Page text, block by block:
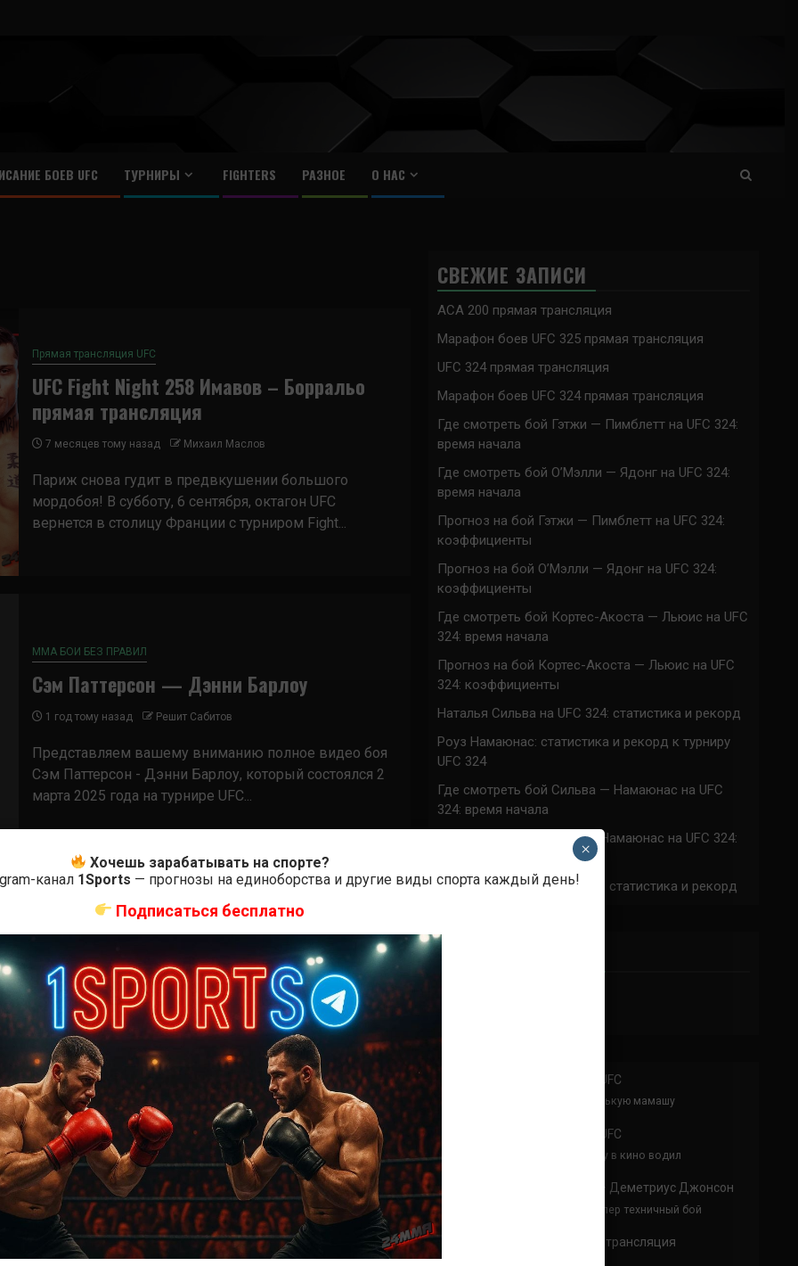
БОЕВ UFC ТУРНИРЫ FIGHTERS РАЗНОЕ О НАС
Прямая трансляция UFC
UFC Fight Night 258 Имавов – Борральо
прямая трансляция
7 месяцев тому назад Михаил Маслов
Париж снова гудит в предвкушении большого
мордобоя! В субботу, 6 сентября, октагон UFC
вернется в столицу Франции с турниром Fight...
ММА БОИ БЕЗ ПРАВИЛ
Сэм Паттерсон — Дэнни Барлоу
1 год тому назад Решит Сабитов
Представляем вашему вниманию полное видео боя
Сэм Паттерсон - Дэнни Барлоу, который состоялся 2
марта 2025 года на турнире UFC...
ММА БОИ БЕЗ ПРАВИЛ
Сэм Паттерсон — Кифер Кросби
2 года тому назад Решит Сабитов
(далее…)
ММА БОИ БЕЗ ПРАВИЛ
СВЕЖИЕ ЗАПИСИ
ACA 200 прямая трансляция
Марафон боев UFC 325 прямая трансляция
UFC 324 прямая трансляция
Марафон боев UFC 324 прямая трансляция
Где смотреть бой Гэтжи — Пимблетт на UFC 324:
время начала
Где смотреть бой О’Мэлли — Ядонг на UFC 324:
время начала
Прогноз на бой Гэтжи — Пимблетт на UFC 324:
коэффициенты
Прогноз на бой О’Мэлли — Ядонг на UFC 324:
коэффициенты
Где смотреть бой Кортес-Акоста — Льюис на UFC
324: время начала
Прогноз на бой Кортес-Акоста — Льюис на UFC
324: коэффициенты
Наталья Сильва на UFC 324: статистика и рекорд
Роуз Намаюнас: статистика и рекорд к турниру
UFC 324
Где смотреть бой Сильва — Намаюнас на UFC
324: время начала
Прогноз на бой Сильва — Намаюнас на UFC 324:
Арнольд Аллен на UFC 324: статистика и рекорд
ПРИСОЕДИНЯЙСЯ
Расписание боев UFC
По буквам Я ебал твою толстенькую мамашу
Расписание боев UFC
Соси чл.ен немощь, твою мамку в кино водил
Анонимно Доминик Круз — Деметриус Джонсон
Спасибо что выложили этот супер техничный бой
UFC 324 прямая трансляция
Хочешь зарабатывать на спорте?
канал 1Sports — прогнозы на единоборства и другие виды спорта каждый день!
Подписаться бесплатно
×